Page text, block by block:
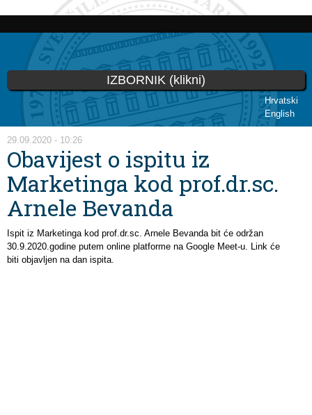
Skip to
content
Hrvatski
English
IZBORNIK (klikni)
You are here
29.09.2020 - 10:26
Obavijest o ispitu iz
Marketinga kod prof.dr.sc.
Arnele Bevanda
Ispit iz Marketinga kod prof.dr.sc. Arnele Bevanda bit će održan
30.9.2020.godine putem online platforme na Google Meet-u. Link će
biti objavljen na dan ispita.